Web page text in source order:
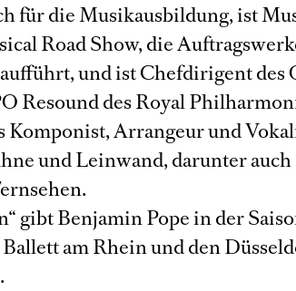
für die Musikausbildung, ist
Road Show, die
und ist Chefdirigent des
Resound des Royal
Komponist, Arrangeur und
und Leinwand, darunter
gibt Benjamin Pope in der
am Rhein und den